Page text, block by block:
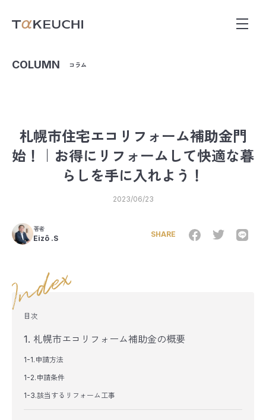
COLUMN コラム
札幌市住宅エコリフォーム補助金門
始！｜お得にリフォームして快適な暮
らしを手に入れよう！
2023/06/23
著者
Eizô .S SHARE
目次
1. 札幌市エコリフォーム補助金の概要
1-1.申請方法
1-2.申請条件
1-3.該当するリフォーム工事